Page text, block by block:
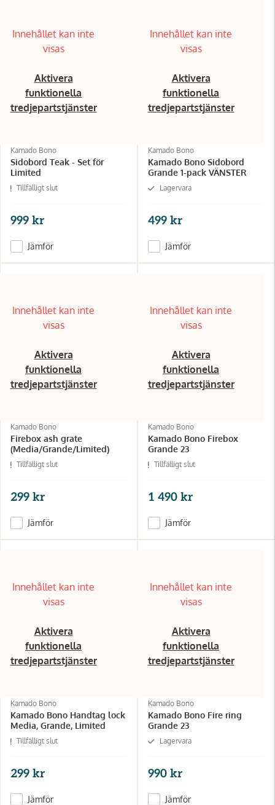
Innehållet kan inte
visas
Aktivera
funktionella
tredjepartstjänster
Kamado Bono
Sidobord Teak - Set för
Limited
Tillfälligt slut
999 kr
Jämför
Innehållet kan inte
visas
Aktivera
funktionella
tredjepartstjänster
Kamado Bono
Kamado Bono Sidobord
Grande 1-pack VÄNSTER
Lagervara
499 kr
Jämför
Innehållet kan inte
visas
Aktivera
funktionella
tredjepartstjänster
Kamado Bono
Firebox ash grate
(Media/Grande/Limited)
Tillfälligt slut
299 kr
Jämför
Innehållet kan inte
visas
Aktivera
funktionella
tredjepartstjänster
Kamado Bono
Kamado Bono Firebox
Grande 23
Tillfälligt slut
1 490 kr
Jämför
Innehållet kan inte
visas
Aktivera
funktionella
tredjepartstjänster
Kamado Bono
Kamado Bono Handtag lock
Media, Grande, Limited
Tillfälligt slut
299 kr
Jämför
Innehållet kan inte
visas
Aktivera
funktionella
tredjepartstjänster
Kamado Bono
Kamado Bono Fire ring
Grande 23
Lagervara
990 kr
Jämför